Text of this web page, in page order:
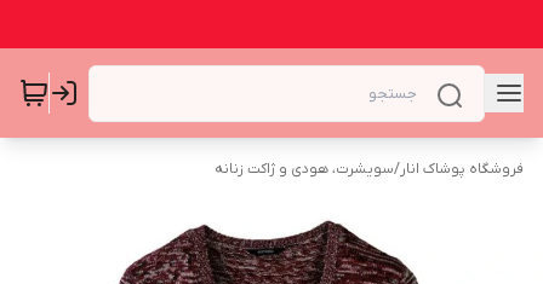
فروشگاه پوشاک انار/سویشرت، هودی و ژاکت زنانه